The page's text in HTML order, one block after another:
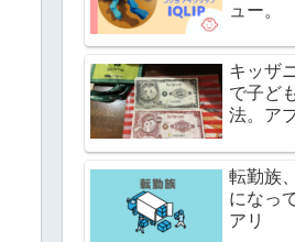
ュー。
キッザ
で子ど
法。ア
転勤族
になっ
アリ